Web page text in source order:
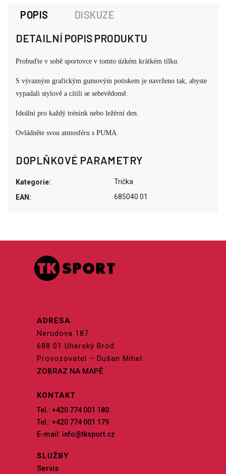
POPIS DISKUZE
DETAILNÍ POPIS PRODUKTU
Probuďte v sobě sportovce v tomto úzkém krátkém tílku.
S výrazným grafickým gumovým potiskem je navrženo tak, abyste
vypadali stylově a cítili se sebevědomě.
Ideální pro každý trénink nebo ležérní den.
Ovládněte svou atmosféru s PUMA.
DOPLŇKOVÉ PARAMETRY
Kategorie:
Trička
EAN : 685040 01
ADRESA
Nerudova 187
688 01 Uherský Brod
Provozovatel – Dušan Mihel
ZOBRAZ NA MAPĚ
KONTAKT
Tel.: +420 774 001 180
Tel.: +420 774 001 179
E-mail: info@tksport.cz
SLUŽBY
Servis